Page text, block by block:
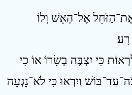
אֶל־הָאֵשׁ וְלוֹ
כִּי יִצְבֶּה בְשָׂרוֹ אוֹ כִי
וַיִרְאוּ כִּי לֹא־נָגְעָה